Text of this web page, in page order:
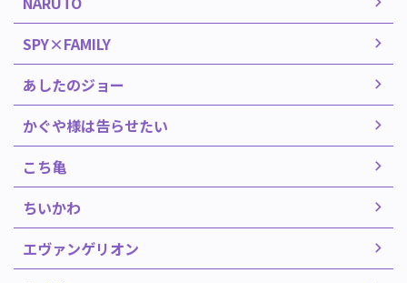
SPY×FAMILY
あしたのジョー
かぐや様は告らせたい
こち亀
ちいかわ
エヴァンゲリオン